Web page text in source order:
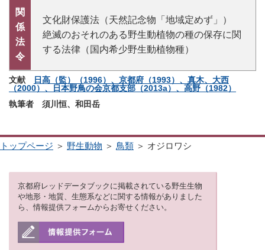
関
係
法
令
文化財保護法（天然記念物「地域定めず」）
絶滅のおそれのある野生動植物の種の保存に関
する法律（国内希少野生動植物種）
文献
日高（監）（1996）、京都府（1993）、真木、大西
（2000）、日本野鳥の会京都支部（2013a）、高野（1982）
執筆者 須川恒、和田岳
トップページ ＞ 野生動物 ＞ 鳥類 ＞ オジロワシ
京都府レッドデータブックに掲載されている野生生物
や地形・地質、生態系などに関する情報がありました
ら、情報提供フォームからお寄せください。